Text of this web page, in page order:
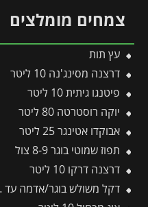
צמחים מומלצים
עץ תות
דרצנה מסינג'נה 10 ליטר
פיטנגו גיתית 10 ליטר
יוקה רוסטרטה 80 ליטר
אבוקדו אטינגר 25 ליטר
תפוז שמוטי בוגר 8-9 צול
דרצנה דרקו 10 ליטר
דקל משולש בוגר/אדמה עד 1.5 מ' גזע